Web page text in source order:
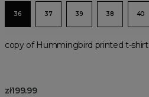
36 37 39 38 40
copy of Hummingbird printed t-shirt
zł199.99